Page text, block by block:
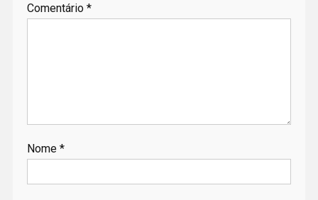
Comentário *
Nome *